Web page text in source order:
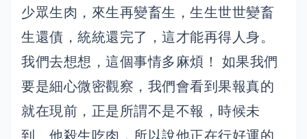
少眾生肉，來生再變畜生，生生世世變畜
生還債，統統還完了，這才能再得人身。
我們去想想，這個事情多麻煩！ 如果我們
要是細心微密觀察，我們會看到果報真的
就在現前，正是所謂不是不報，時候未
到。他殺生吃肉，所以說他正在行好運的